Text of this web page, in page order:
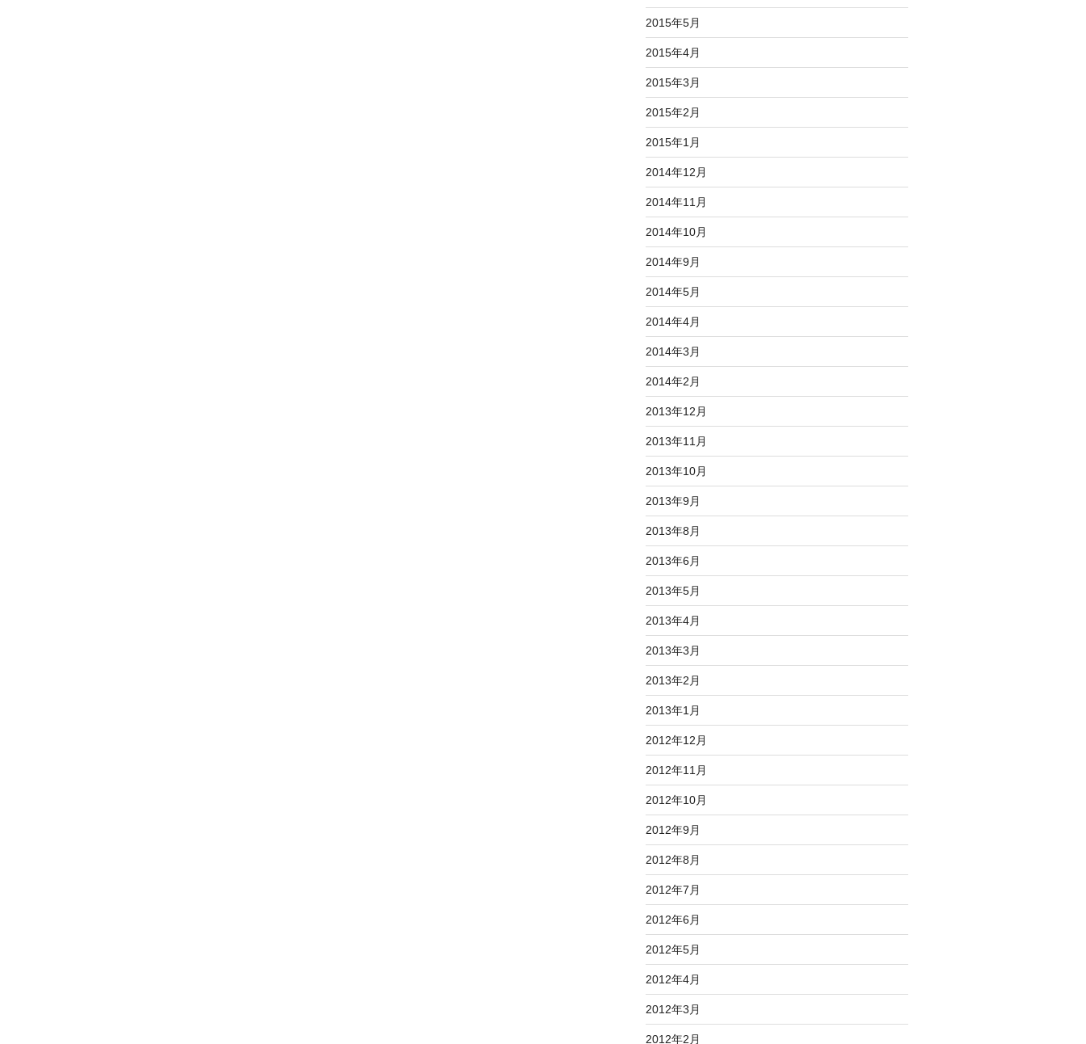
2015年5月
2015年4月
2015年3月
2015年2月
2015年1月
2014年12月
2014年11月
2014年10月
2014年9月
2014年5月
2014年4月
2014年3月
2014年2月
2013年12月
2013年11月
2013年10月
2013年9月
2013年8月
2013年6月
2013年5月
2013年4月
2013年3月
2013年2月
2013年1月
2012年12月
2012年11月
2012年10月
2012年9月
2012年8月
2012年7月
2012年6月
2012年5月
2012年4月
2012年3月
2012年2月